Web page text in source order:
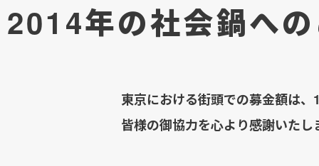
2014年の社会鍋へ
東京における街頭での募金額は
皆様の御協力を心より感謝いたし